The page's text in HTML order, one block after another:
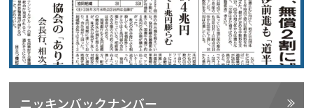
ニッキンバックナンバー